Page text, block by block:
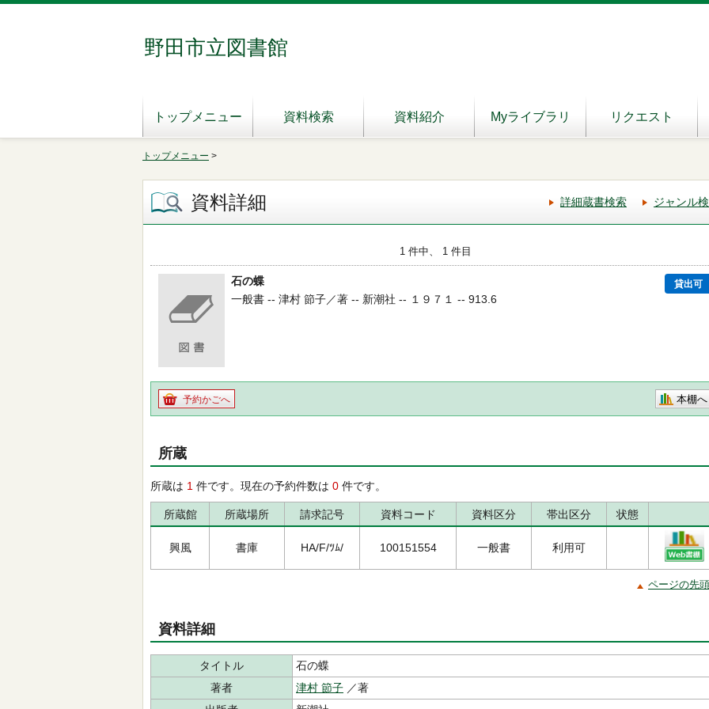
野田市立図書館
トップメニュー 資料検索 資料紹介 Myライブラリ リクエスト
トップメニュー >
資料詳細 詳細蔵書検索 ジャンル
1 件中、 1 件目
石の蝶 貸出可
一般書 -- 津村 節子／著 -- 新潮社 -- １９７１ -- 913.6
予約かごへ 本棚へ
所蔵
所蔵は 1 件です。現在の予約件数は 0 件です。
所蔵館 所蔵場所 請求記号 資料コード 資料区分 帯出区分 状態
興風 書庫 HA/F/ﾂﾑ/ 100151554 一般書 利用可
ページの先
資料詳細
タイトル
石の蝶
著者
津村 節子 ／著